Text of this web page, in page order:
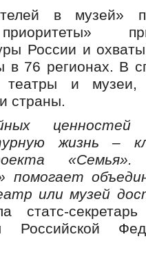
и Правительства ЧР
вакантных должностей
и заявлений
коррупции
в музей»
России и
в 76 регионах. В
театры и музеи,
страны.
ценностей
жизнь –
помогает
или музей
статс-
Российской